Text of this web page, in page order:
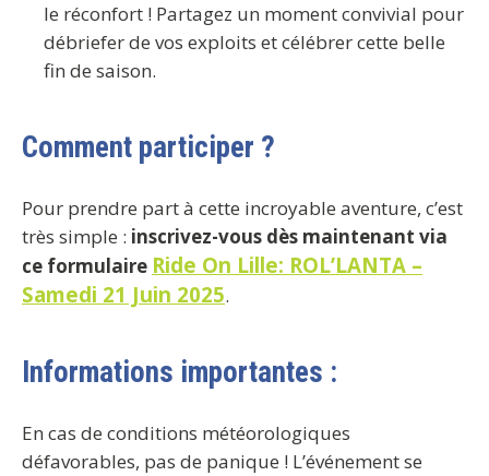
le réconfort ! Partagez un moment convivial pour
débriefer de vos exploits et célébrer cette belle
fin de saison.
Comment participer ?
Pour prendre part à cette incroyable aventure, c’est
très simple : inscrivez-vous dès maintenant via
ce formulaire Ride On Lille: ROL’LANTA –
Samedi 21 Juin 2025.
Informations importantes :
En cas de conditions météorologiques
défavorables, pas de panique ! L’événement se